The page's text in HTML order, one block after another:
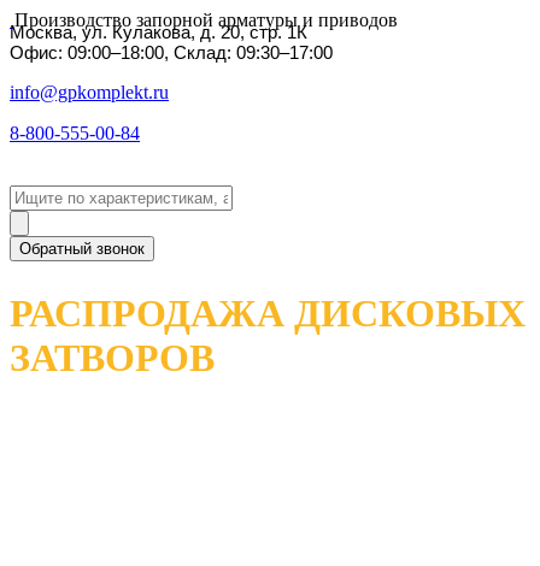
Производство запорной арматуры и приводов
Москва, ул. Кулакова, д. 20, стр. 1К
Офис: 09:00–18:00, Склад: 09:30–17:00
info@gpkomplekt.ru
8-800-555-00-84
Обратный звонок
РАСПРОДАЖА ДИСКОВЫХ
ЗАТВОРОВ